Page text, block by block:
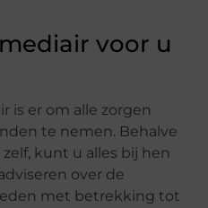
voor u
is er om alle zorgen
te nemen. Behalve
kunt u alles bij hen
over de
met betrekking tot